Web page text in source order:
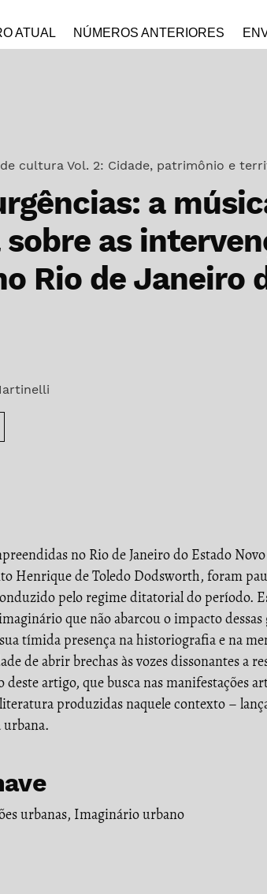
ATUAL NÚMEROS ANTERIORES
cultura Vol. 2: Cidade, patrimônio e
a
as
Rio de Janeiro
no Rio de Janeiro do Estado Novo
Henrique de Toledo Dodsworth, foram
pelo regime ditatorial do período.
que não abarcou o impacto
tímida presença na historiografia e na
de abrir brechas às vozes dissonantes a
deste artigo, que busca nas manifestações
produzidas naquele contexto –
urbanas, Imaginário urbano